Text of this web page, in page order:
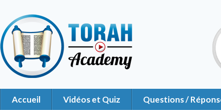
Accueil Vidéos et Quiz Questions /